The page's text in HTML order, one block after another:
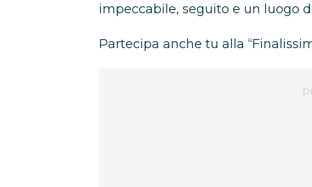
impeccabile, seguito e un luogo
Partecipa anche tu alla